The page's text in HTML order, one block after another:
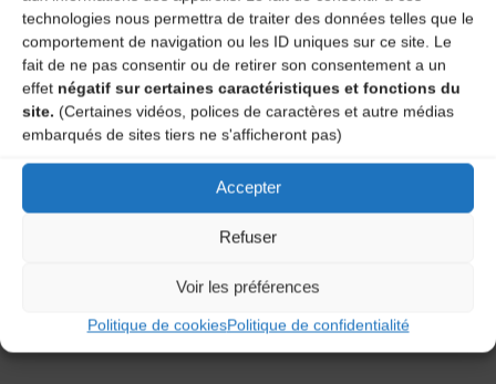
technologies nous permettra de traiter des données telles que le
comportement de navigation ou les ID uniques sur ce site. Le
fait de ne pas consentir ou de retirer son consentement a un
effet négatif sur certaines caractéristiques et fonctions du
site. (Certaines vidéos, polices de caractères et autre médias
embarqués de sites tiers ne s'afficheront pas)
Accepter
Refuser
Voir les préférences
Politique de cookiesPolitique de confidentialité
Save my name, email, and site URL in my browser for next
time I post a comment.
Ce site utilise Akismet pour réduire les indésirables.
commentaires sont traitées .